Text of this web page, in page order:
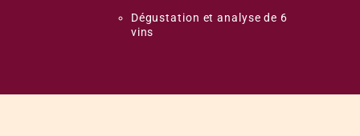
Dégustation et analyse de 6
vins